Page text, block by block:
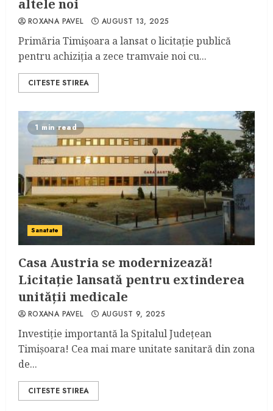
altele noi
ROXANA PAVEL AUGUST 13, 2025
Primăria Timișoara a lansat o licitație publică
pentru achiziția a zece tramvaie noi cu...
CITESTE STIREA
1 min read
Sanatate
Casa Austria se modernizează!
Licitație lansată pentru extinderea
unității medicale
ROXANA PAVEL AUGUST 9, 2025
Investiție importantă la Spitalul Județean
Timișoara! Cea mai mare unitate sanitară din zona
de...
CITESTE STIREA